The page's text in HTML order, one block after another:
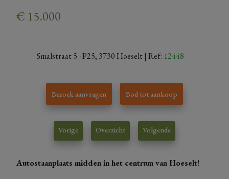
€ 15.000
Smalstraat 5 - P25, 3730 Hoeselt| Ref: 12448
Bezoek aanvragen Bod tot aankoop
Vorige Overzicht Volgende
Autostaanplaats midden in het centrum van Hoeselt!